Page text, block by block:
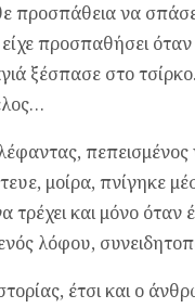
προσπάθεια να
προσπαθήσει
ξέσπασε στο
μοίρα, πνίγηκε
τρέχει και μόνο
λόφου,
έτσι και ο